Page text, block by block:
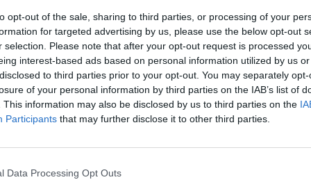
opt-out of the sale, sharing to third parties, or processing of your
for targeted advertising by us, please use the below opt-out
selection. Please note that after your opt-out request is processed
interest-based ads based on personal information utilized by us
to third parties prior to your opt-out. You may separately
of your personal information by third parties on the IAB’s list of
This information may also be disclosed by us to third parties on the
Participants that may further disclose it to other third parties.
Data Processing Opt Outs
w musicalu South Pacific. W środowisku teatralnym spotkał
wykształconych. Chcąc dorównać nowo poznanym, zaczął dużo
18 miesięcy w bibliotece publicznej, czytając
zmienił imię na Sean.